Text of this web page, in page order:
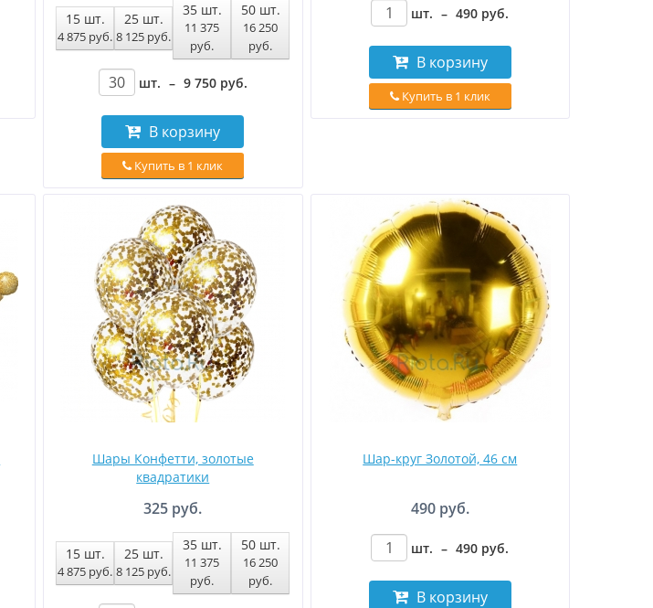
15шт.
4 875 руб.
25шт.
8 125 руб.
35шт.
11 375
руб.
50шт.
16 250
руб.
шт. – 9 750 руб.
В корзину
Купить в 1 клик
шт. – 490 руб.
В корзину
Купить в 1 клик
Шары Конфетти, золотые
квадратики
325 руб.
15шт.
4 875 руб.
25шт.
8 125 руб.
35шт.
11 375
руб.
50шт.
16 250
руб.
Шар-круг Золотой, 46 см
490 руб.
шт. – 490 руб.
В корзину